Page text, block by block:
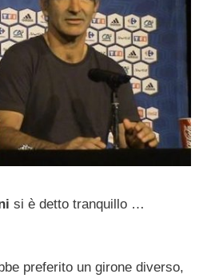
si è detto tranquillo …
preferito un girone diverso,